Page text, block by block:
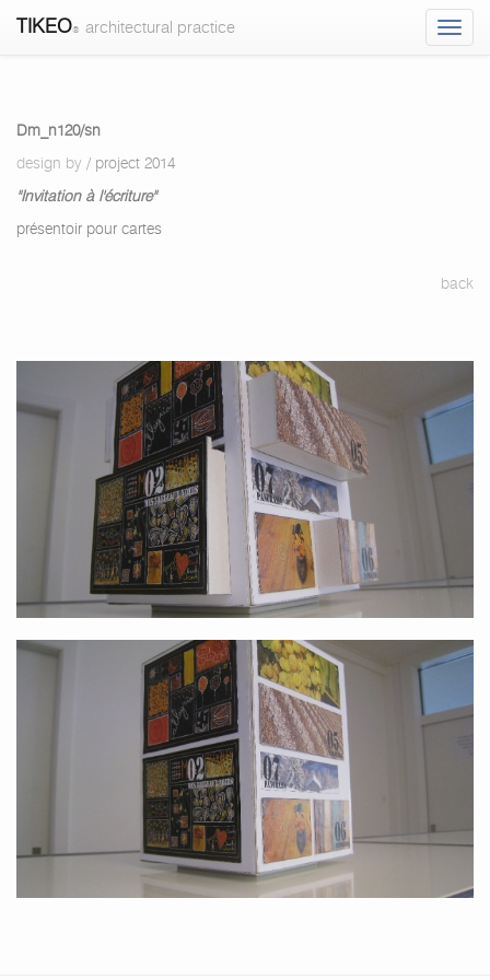
TIKEO® architectural practice
Dm_n120/sn
-
by
-
Dm_n120/sn
design by / project 2014
"Invitation à l'écriture"
présentoir pour cartes
back